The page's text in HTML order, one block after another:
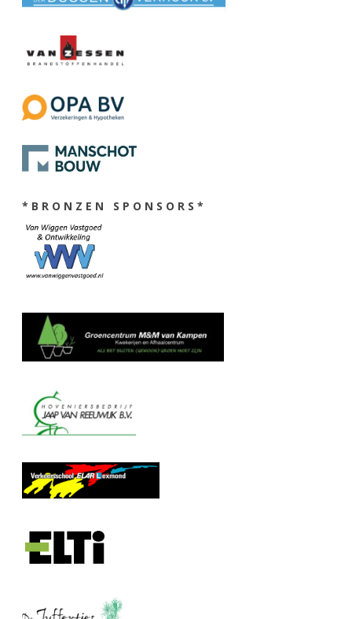
* B R O N Z E N S P O N S O R S *